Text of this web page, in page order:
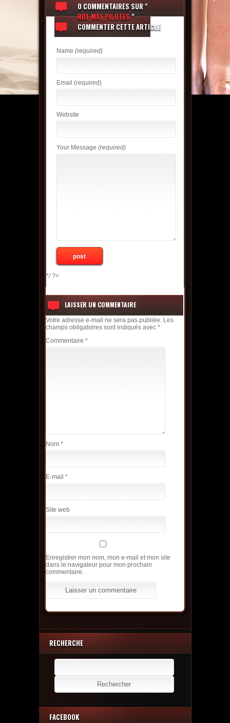
0 COMMENTAIRESSUR "
RD1_MX1_PILOTES"
COMMENTER CETTE ARTICLE
Name (required)
Email (required)
Website
Your Message (required)
*/ ?>
LAISSER UN COMMENTAIRE
Votre adresse e-mail ne sera pas publiée. Les
champs obligatoires sont indiqués avec *
Commentaire *
Nom *
E-mail *
Site web
Enregistrer mon nom, mon e-mail et mon site
dans le navigateur pour mon prochain
commentaire.
RECHERCHE
Rechercher :
FACEBOOK